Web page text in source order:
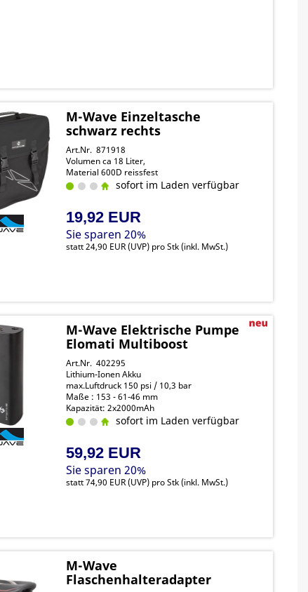
M-Wave Einzeltasche
schwarz rechts
Art.Nr. 871918
Volumen ca 18 Liter,
Material 600D reissfest
sofort im Laden verfügbar
19,92 EUR
Sie sparen 20%
statt24,90 EUR(UVP) pro Stk (inkl. MwSt.)
M-Wave Elektrische Pumpe
Elomati Multiboost
Art.Nr. 402295
Lithium-Ionen Akku
max.Luftdruck 150 psi / 10,3 bar
Maße : 153 - 61-46 mm
Kapazität: 2x2000mAh
sofort im Laden verfügbar
59,92 EUR
Sie sparen 20%
statt74,90 EUR(UVP) pro Stk (inkl. MwSt.)
M-Wave
Flaschenhalteradapter